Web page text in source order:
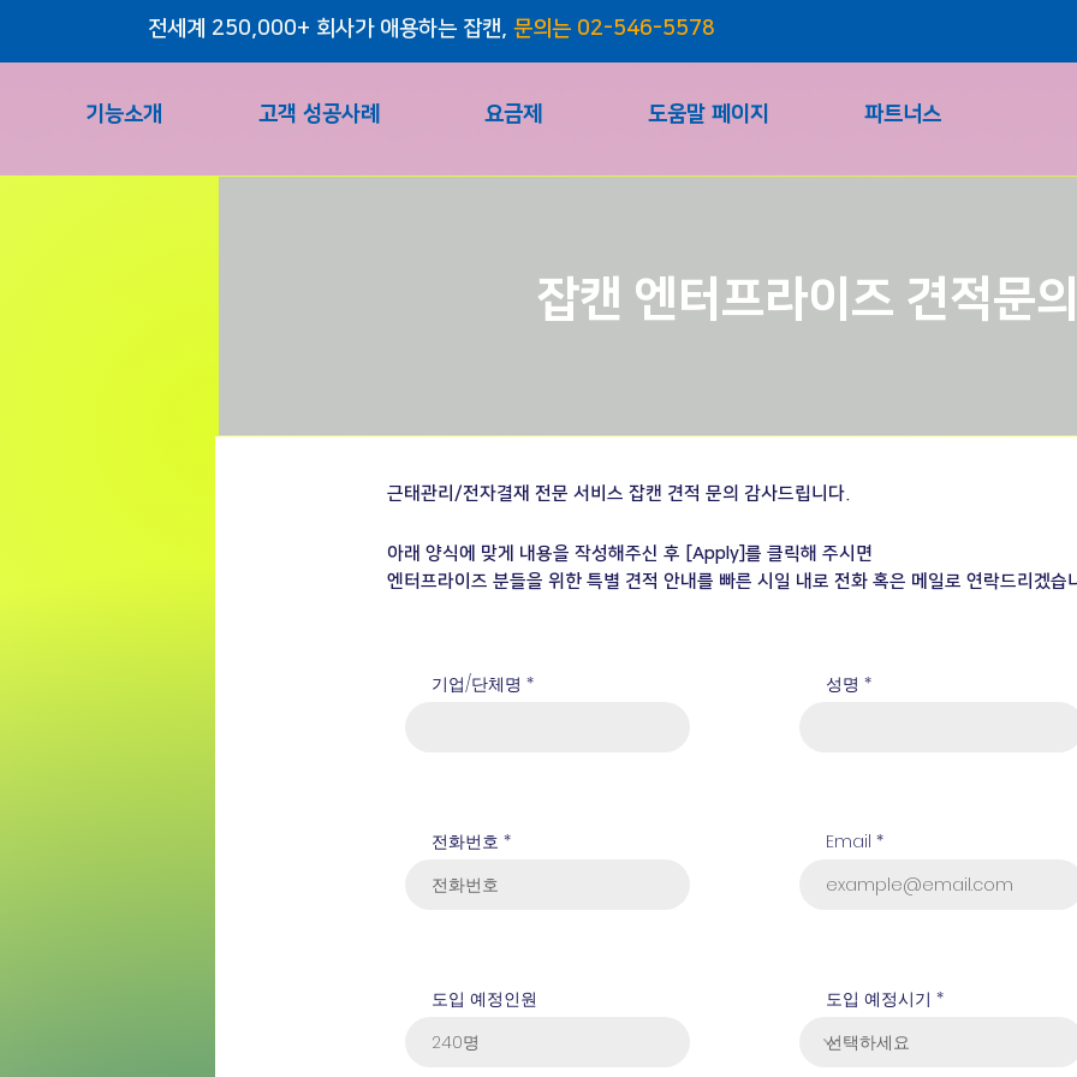
전세계 250,000+ 회사가 애용하는 잡캔, 문의는 02-546-5578
기능소개 고객 성공사례 요금제 도움말 페이지 파트너스
잡캔 엔터프라이즈 견적문
근태관리/전자결재 전문 서비스 잡캔 견적 문의 감사드립니다.
아래 양식에 맞게 내용을 작성해주신 후 [Apply]를 클릭해 주시면
엔터프라이즈 분들을 위한 특별 견적 안내를 빠른 시일 내로 전화 혹은 메일로 연락드리겠습
기업/단체명
전화번호
도입 예정인원
성명
Email
도입 예정시기